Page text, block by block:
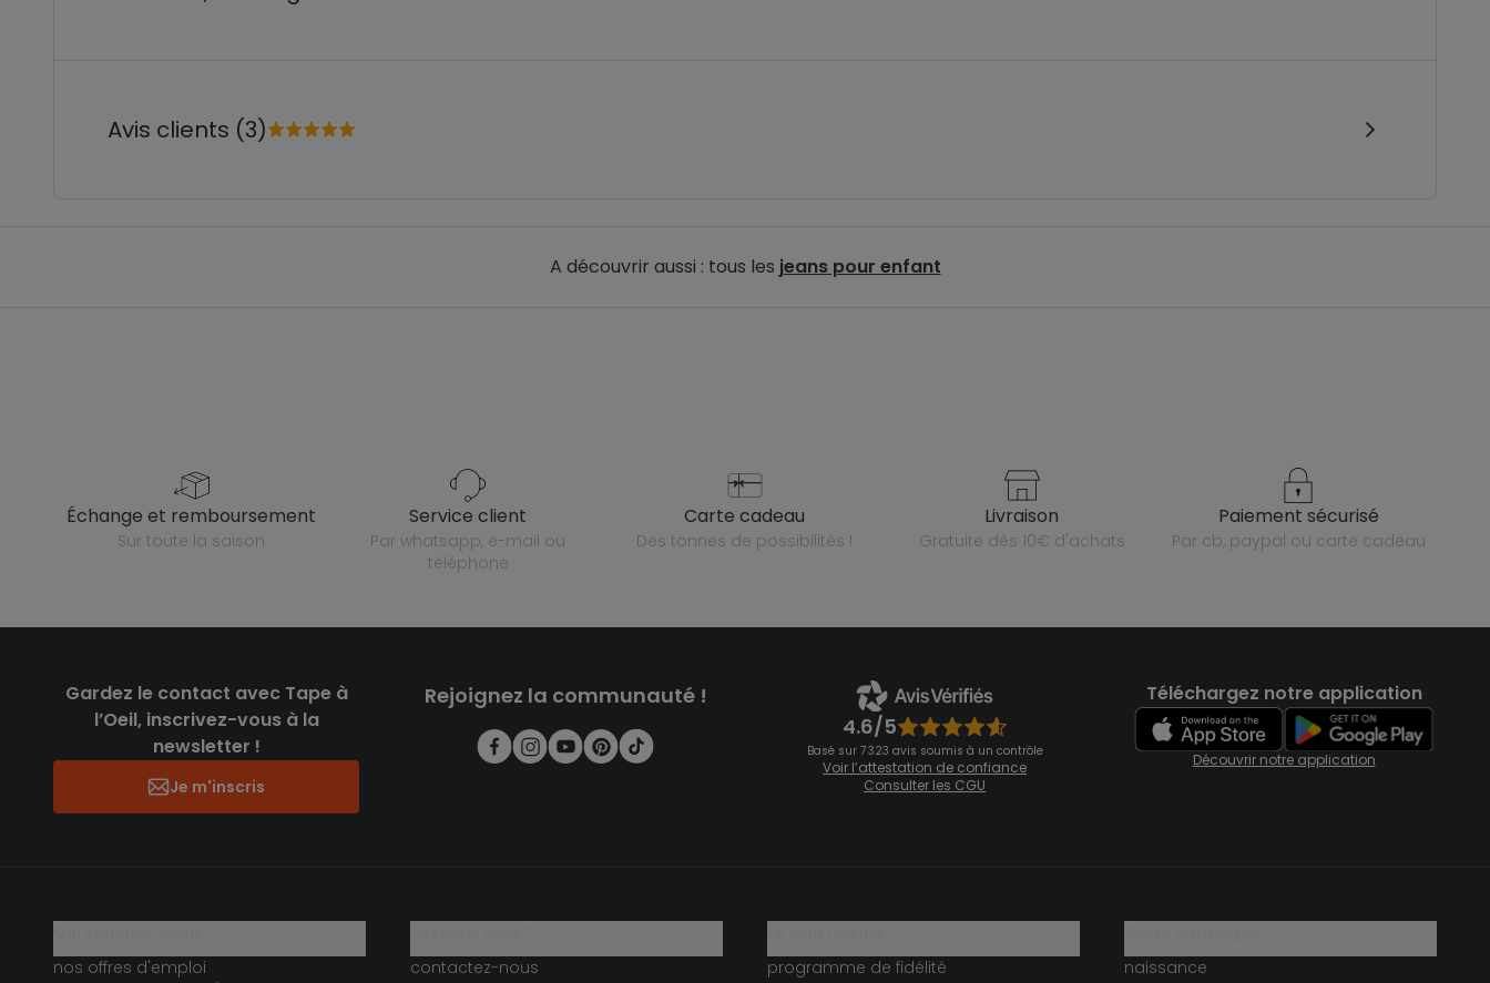
Avis clients (3)
A découvrir aussi : tous les jeans pour enfant
échange et remboursement
sur toute la saison
service client
par whatsapp, e-mail ou
téléphone
carte cadeau
des tonnes de possibilités !
livraison
gratuite dès 10€ d'achats
paiement sécurisé
par cb, paypal ou carte cadeau
Gardez le contact avec Tape à
l’Oeil, inscrivez-vous à la
newsletter !
Je m'inscris
Rejoignez la communauté !
4.6/5
Basé sur 7 323 avis soumis à un contrôle
Voir l’attestation de confiance
Consulter les CGU
Téléchargez notre application
Découvrir notre application
nos offres d'emploi
contactez-nous
programme de fidélité
naissance